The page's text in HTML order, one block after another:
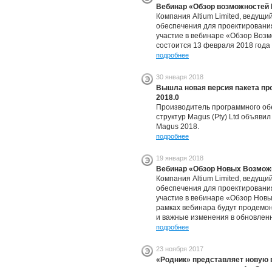
Вебинар «Обзор возможностей
Компания Altium Limited,
обеспечения для
участие в вебинаре «Обзор
состоится 13 февраля 2018
подробнее
30 января 2018
Вышла новая версия пакета
2018.0
Производитель программного
структур Magus (Pty) Ltd
Magus 2018.
подробнее
19 января 2018
Вебинар «Обзор Новых
Компания Altium Limited,
обеспечения для
участие в вебинаре «Обзор
рамках вебинара будут
и важные изменения в
подробнее
23 ноября 2017
«Родник» представляет